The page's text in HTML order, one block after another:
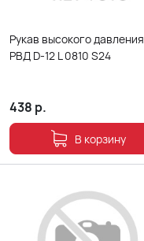
Рукав высокого давления
РВД D-12 L 0810 S24
438 р.
В корзину